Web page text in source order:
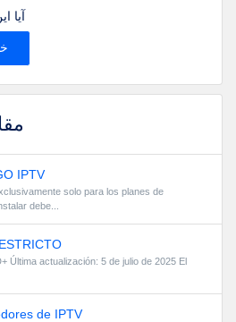
آیا
IPTV
solo para los planes de
debe...
Última actualización: 5 de julio de 2025 El
de IPTV